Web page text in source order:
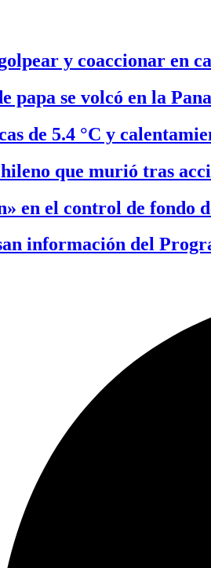
y coaccionar en
se volcó en la
de 5.4 °C y
que murió tras
en el control de fondo
información del